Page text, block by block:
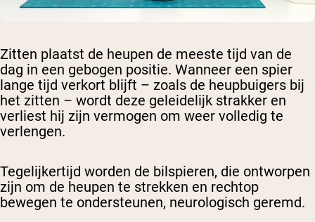
Zitten plaatst de heupen de meeste tijd van de
dag in een gebogen positie. Wanneer een spier
lange tijd verkort blijft – zoals de heupbuigers bij
het zitten – wordt deze geleidelijk strakker en
verliest hij zijn vermogen om weer volledig te
verlengen.
Tegelijkertijd worden de bilspieren, die ontworpen
zijn om de heupen te strekken en rechtop
bewegen te ondersteunen, neurologisch geremd.